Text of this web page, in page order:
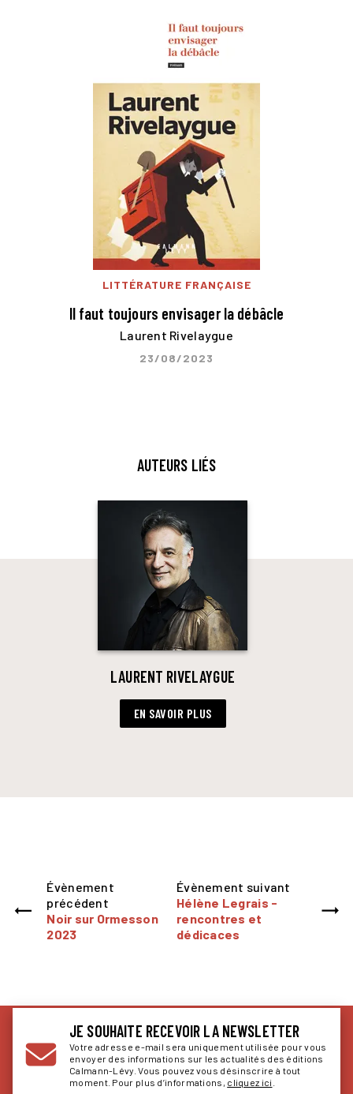
LITTÉRATURE FRANÇAISE
Il faut toujours envisager la débâcle
Laurent Rivelaygue
23/08/2023
AUTEURS LIÉS
LAURENT RIVELAYGUE
EN SAVOIR PLUS
Évènement
précédent
Noir sur Ormesson
2023
Évènement suivant
Hélène Legrais -
rencontres et
dédicaces
JE SOUHAITE RECEVOIR LA NEWSLETTER
Votre adresse e-mail sera uniquement utilisée pour vous
envoyer des informations sur les actualités des éditions
Calmann-Lévy. Vous pouvez vous désinscrire à tout
moment. Pour plus d’informations, cliquez ici